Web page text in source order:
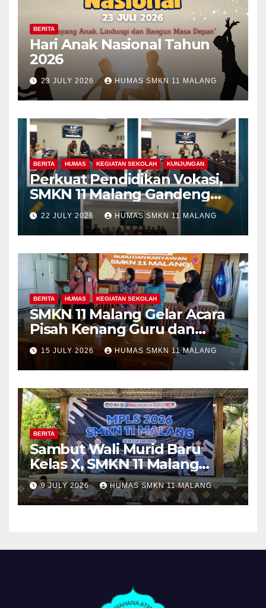
BERITA
Hari Anak Nasional Tahun
2026
23 JULY 2026 HUMAS SMKN 11 MALANG
BERITA HUMAS KEGIATAN SEKOLAH KUNJUNGAN
Perkuat Pendidikan Vokasi,
SMKN 11 Malang Gandeng
Fakultas Teknik Universitas
Merdeka Malang dalam
Program Kolaboratif
22 JULY 2026 HUMAS SMKN 11 MALANG
BERITA HUMAS KEGIATAN SEKOLAH
SMKN 11 Malang Gelar Acara
Pisah Kenang Guru dan
Tenaga Kependidikan yang
Purna Tugas dan Mutasi
Tugas
15 JULY 2026 HUMAS SMKN 11 MALANG
BERITA
Sambut Wali Murid Baru
Kelas X, SMKN 11 Malang
Sosialisasikan Komitmen
“MPLS Ramah”
9 JULY 2026 HUMAS SMKN 11 MALANG